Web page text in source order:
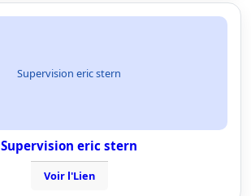
Supervision eric stern
Supervision eric stern
Voir l'Lien